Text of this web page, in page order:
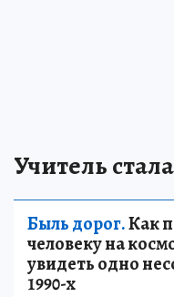
Учитель
Быль дорог.Как
человеку на
увидеть одно
1990-х